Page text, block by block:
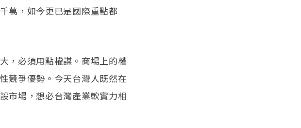
萬，如今更已是國際重點都
，必須用點權謀。商場上的權
競爭優勢。今天台灣人既然在
市場，想必台灣產業軟實力相